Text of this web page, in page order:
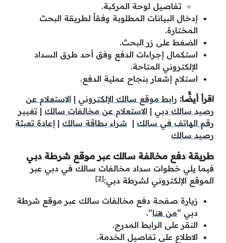
تفاصيل لوحة المركبة.
إدخال البيانات المطلوبة وفقاً لطريقة البحث
المختارة.
الضغط على زر البحث.
استكمال إجراءات الدفع وفق أحد طرق السداد
الإلكتروني المتاحة.
استلام إشعار بنجاح عملية الدفع.
اقرأ أيضًًا: رابط موقع سالك الإلكتروني | الاستعلام عن
رصيد سالك دبي | الاستعلام عن مخالفات سالك | تغيير
رقم الهاتف في سالك | شراء بطاقة سالك | إعادة تعبئة
رصيد سالك
طريقة دفع مخالفة سالك عبر موقع شرطة دبي
فيما يلي خطوات سداد مخالفات سالك في دبي عبر
الموقع الإلكتروني لشرطة دبي:[2]
زيارة صفحة دفع مخالفات سالك عبر موقع شرطة
دبي “من هنا“.
النقر على الرابط المدرج.
الاطلاع على تفاصيل الخدمة.